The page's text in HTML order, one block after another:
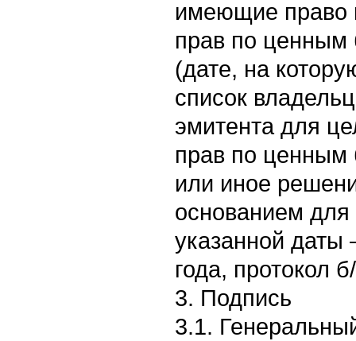
имеющие право
прав по ценным
(дате, на
список
эмитента для
прав по ценным
или иное
основанием
указанной даты
года, протокол
3. Подпись
3.1.